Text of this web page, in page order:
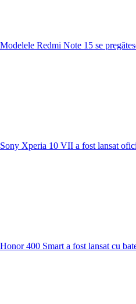
Modelele Redmi Note 15 se
Sony Xperia 10 VII a fost lansat
Honor 400 Smart a fost lansat cu